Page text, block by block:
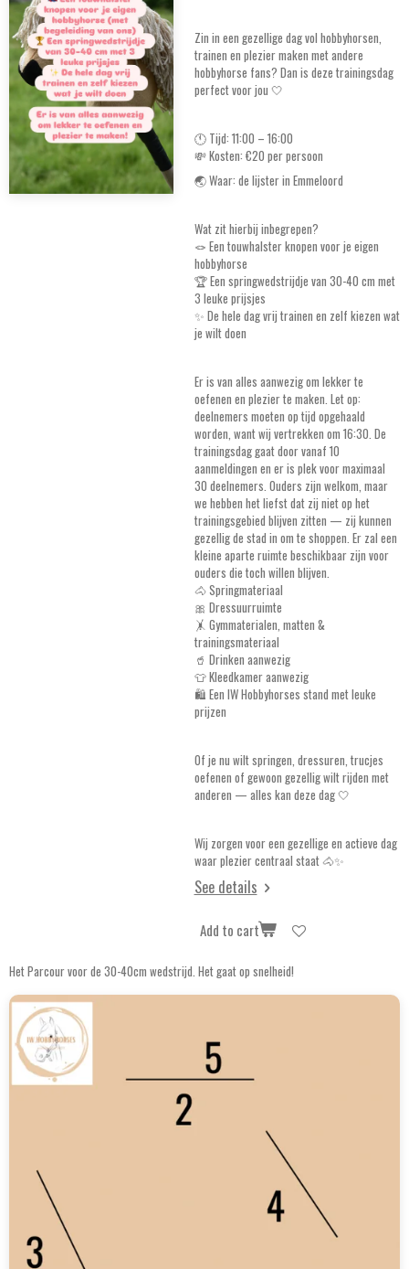
Zin in een gezellige dag vol hobbyhorsen,
trainen en plezier maken met andere
hobbyhorse fans? Dan is deze trainingsdag
perfect voor jou 🤍
🕚 Tijd: 11:00 – 16:00
💸 Kosten: €20 per persoon
🌏 Waar: de lijster in Emmeloord
Wat zit hierbij inbegrepen?
🪢 Een touwhalster knopen voor je eigen
hobbyhorse
🏆 Een springwedstrijdje van 30-40 cm met
3 leuke prijsjes
✨ De hele dag vrij trainen en zelf kiezen wat
je wilt doen
Er is van alles aanwezig om lekker te
oefenen en plezier te maken. Let op:
deelnemers moeten op tijd opgehaald
worden, want wij vertrekken om 16:30. De
trainingsdag gaat door vanaf 10
aanmeldingen en er is plek voor maximaal
30 deelnemers. Ouders zijn welkom, maar
we hebben het liefst dat zij niet op het
trainingsgebied blijven zitten — zij kunnen
gezellig de stad in om te shoppen. Er zal een
kleine aparte ruimte beschikbaar zijn voor
ouders die toch willen blijven.
🐴 Springmateriaal
🎀 Dressuurruimte
🤸 Gymmaterialen, matten &
trainingsmateriaal
🥤 Drinken aanwezig
👕 Kleedkamer aanwezig
🛍️ Een IW Hobbyhorses stand met leuke
prijzen
Of je nu wilt springen, dressuren, trucjes
oefenen of gewoon gezellig wilt rijden met
anderen — alles kan deze dag 🤍
Wij zorgen voor een gezellige en actieve dag
waar plezier centraal staat 🐴✨
See details
Add to cart
Het Parcour voor de 30-40cm wedstrijd. Het gaat op snelheid!